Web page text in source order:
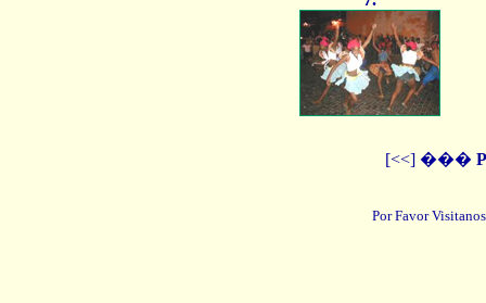
[<<] ���
Por Favor